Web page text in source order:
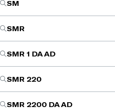
SM
SMR
SMR 1 DA AD
SMR 220
SMR 2200 DA AD